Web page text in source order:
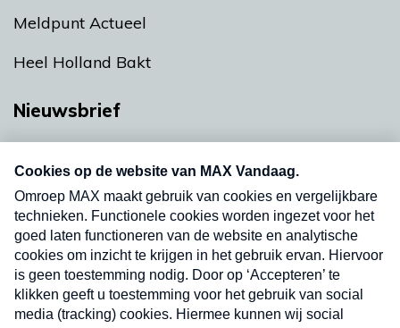
Meldpunt Actueel
Heel Holland Bakt
Nieuwsbrief
nieuwsbrief. Elke vrijdag- en dinsdagochtend in
uw mailbox.
Verzend